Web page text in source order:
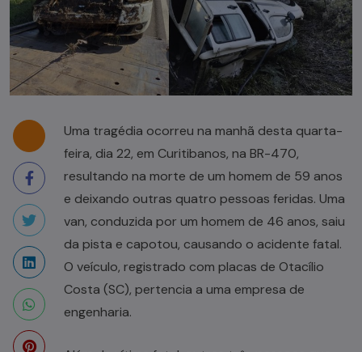
Uma tragédia ocorreu na manhã desta quarta-
feira, dia 22, em Curitibanos, na BR-470,
resultando na morte de um homem de 59 anos
e deixando outras quatro pessoas feridas. Uma
van, conduzida por um homem de 46 anos, saiu
da pista e capotou, causando o acidente fatal.
O veículo, registrado com placas de Otacílio
Costa (SC), pertencia a uma empresa de
engenharia.